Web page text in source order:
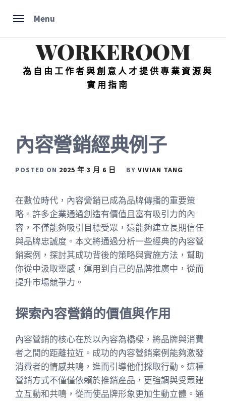
Menu
WORKEROOM
為自由工作者與創意人才提供專業資源與
實用指南
內容營銷經典例子
POSTED ON 2025 年 3 月 6 日 BY VIVIAN TANG
在數位時代，內容營銷已成為品牌傳播的重要策
略。許多企業通過創造有價值且富有吸引力的內
容，不僅能夠吸引目標受眾，還能夠建立長期信任
與品牌忠誠度。本文將通過分析一些經典的內容營
銷案例，探討其成功背後的策略與實施方法，幫助
你從中汲取靈感，運用到自己的品牌推廣中，從而
提升市場競爭力。
探索內容營銷的價值與作用
內容營銷的核心在於以內容為橋樑，將品牌與消費
者之間的距離拉近。成功的內容營銷案例能夠激發
消費者的情感共鳴，進而引導他們採取行動。這種
營銷方式不僅僅依賴於推銷產品，更強調與受眾建
立互動和共鳴，從而使品牌形象更加生動立體。通